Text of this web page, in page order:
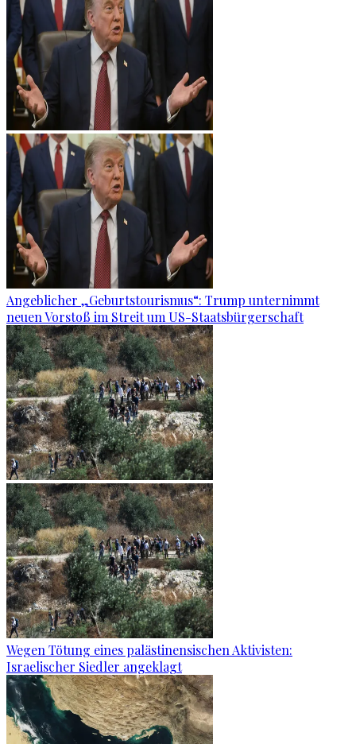
Angeblicher „Geburtstourismus“: Trump unternimmt
neuen Vorstoß im Streit um US-Staatsbürgerschaft
Wegen Tötung eines palästinensischen Aktivisten:
Israelischer Siedler angeklagt